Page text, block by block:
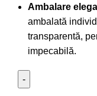
Ambalare
ambalată
transparentă,
impecabilă.